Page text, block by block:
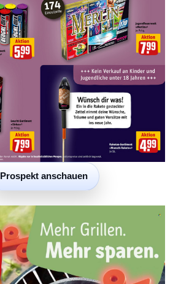
Prospekt anschauen